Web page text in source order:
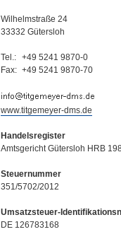
Wilhelmstraße 24
33332 Gütersloh
Tel.:
Fax:
+49 5241 9870-0
+49 5241 9870-70
www.titgemeyer-dms.de
Handelsregister
Amtsgericht Gütersloh HRB
Steuernummer
351/5702/2012
Umsatzsteuer-
DE 126783168